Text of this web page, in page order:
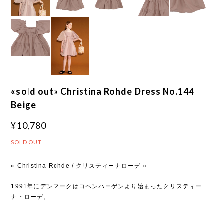
«sold out» Christina Rohde Dress No.144
Beige
¥10,780
SOLD OUT
« Christina Rohde / クリスティーナローデ »
1991年にデンマークはコペンハーゲンより始まったクリスティー
ナ・ローデ。